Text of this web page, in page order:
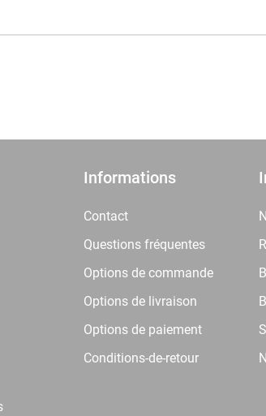
Informations
Contact
Questions fréquentes
Options de commande
Options de livraison
Options de paiement
Conditions-de-retour